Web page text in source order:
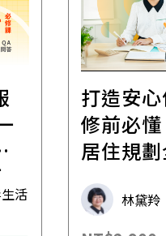
活
打造安
修前必
居住規
林黛羚